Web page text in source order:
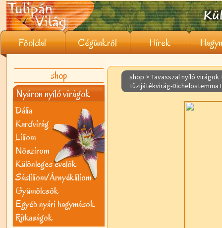
Főoldal Cégünkről Hírek
shop
Nyáron nyíló virágok
Dália
Kardvirág
Liliom
Nõszirom
Különleges évelõk
Sásliliom/Árnyékliliom
Gyümölcsök
Egyéb nyári hagymások
Ritkaságok
shop > Tavasszal nyíló virágok
Tüzijátékvirág-Dichelostemma